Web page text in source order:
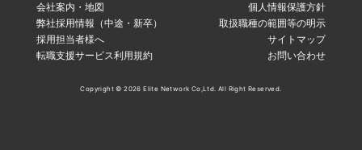
会社案内・地図
弊社採用情報（中途・新卒）
採用担当者様へ
転職支援サービス利用規約
個人情報保護方針
取扱職種の範囲等の明示
サイトマップ
お問い合わせ
Copyright © 2026 Elite Network Co,Ltd. All Right Reserved.